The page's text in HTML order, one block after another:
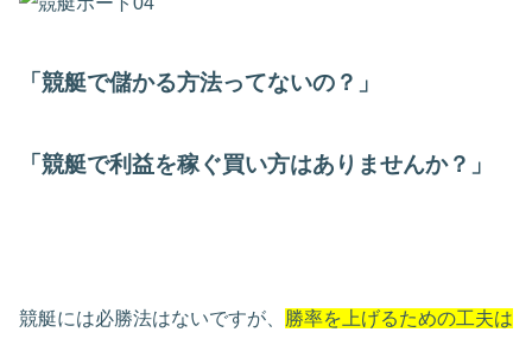
「競艇で儲かる方法ってないの？」
「競艇で利益を稼ぐ買い方はありませんか？」
競艇には必勝法はないですが、 勝率を上げるための工夫は